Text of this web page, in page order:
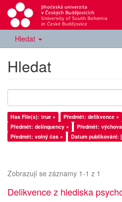
Hledat
Hledat
Has File(s): true × Předmět: delikvence ×
Předmět: delinquency ×
Předmět:
Předmět: volný čas ×
Datum publikování:
Zobrazují se záznamy 1-1 z 1
Delikvence z hlediska